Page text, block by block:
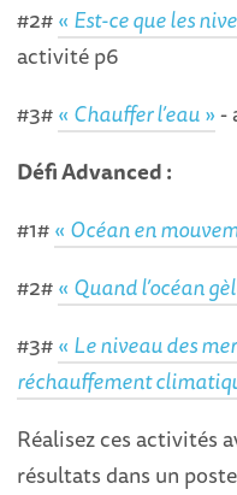
#2#« Est-ce que les
activité p6
#3#« Chauffer l’eau»-
Défi Advanced :
#1#« Océan en
#2#« Quand l’océan
#3#« Le niveau des
réchauffement
Réalisez ces activités
résultats dans un